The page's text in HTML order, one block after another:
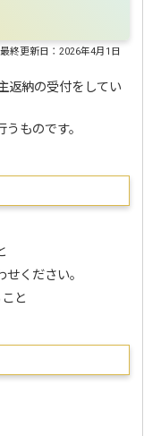
最終更新日：2026年4月1日
返納の受付をしてい
ものです。
ください。
と